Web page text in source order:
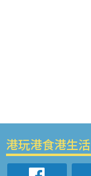
港玩港食港生活